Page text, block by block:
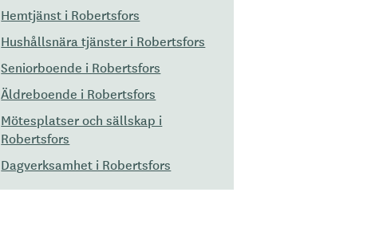
Hemtjänst i Robertsfors
Hushållsnära tjänster i Robertsfors
Seniorboende i Robertsfors
Äldreboende i Robertsfors
Mötesplatser och sällskap i
Robertsfors
Dagverksamhet i Robertsfors